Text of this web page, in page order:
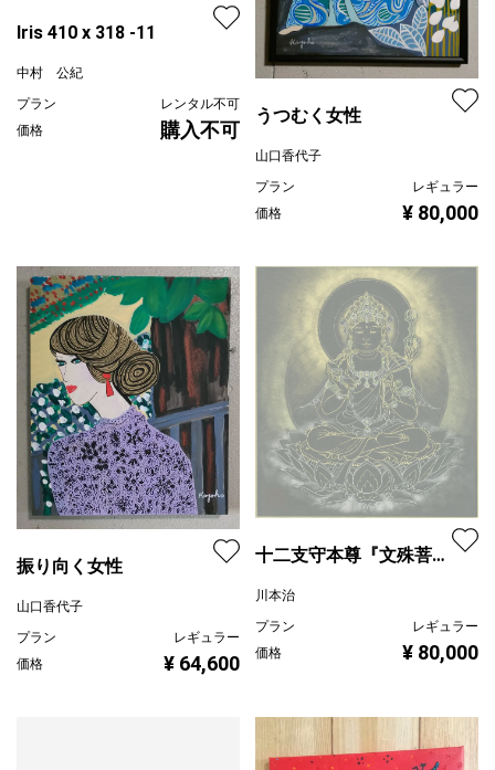
Iris 410 x 318 -11
中村 公紀
プラン
レンタル不可
価格
購入不可
うつむく女性
山口香代子
プラン
レギュラー
価格
¥ 80,000
振り向く女性
山口香代子
プラン
レギュラー
価格
¥ 64,600
十二支守本尊『文殊菩薩
川本治
プラン
レギュラー
価格
¥ 80,000